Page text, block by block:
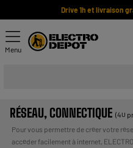
Drive 1h et livraison
Menu
RÉSEAU, CONNECTIQUE (40
Pour vous permettre de créer votre
accéder facilement à internet,